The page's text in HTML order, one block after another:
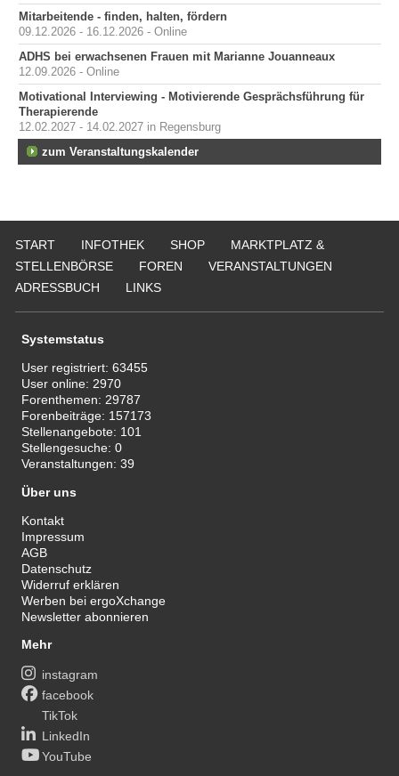
Mitarbeitende - finden, halten, fördern
09.12.2026 - 16.12.2026 - Online
ADHS bei erwachsenen Frauen mit Marianne Jouanneaux
12.09.2026 - Online
Motivational Interviewing - Motivierende Gesprächsführung für
Therapierende
12.02.2027 - 14.02.2027 in Regensburg
zum Veranstaltungskalender
START INFOTHEK SHOP
MARKTPLATZ &
STELLENBÖRSE
FOREN
VERANSTALTUNGEN
ADRESSBUCH
LINKS
Systemstatus
User registriert:63455
User online: 2970
Forenthemen: 29787
Forenbeiträge: 157173
Stellenangebote: 101
Stellengesuche:0
Veranstaltungen:39
Über uns
Kontakt
Impressum
AGB
Datenschutz
Widerruf erklären
Werben bei ergoXchange
Newsletter abonnieren
Mehr
instagram
facebook
TikTok
LinkedIn
YouTube